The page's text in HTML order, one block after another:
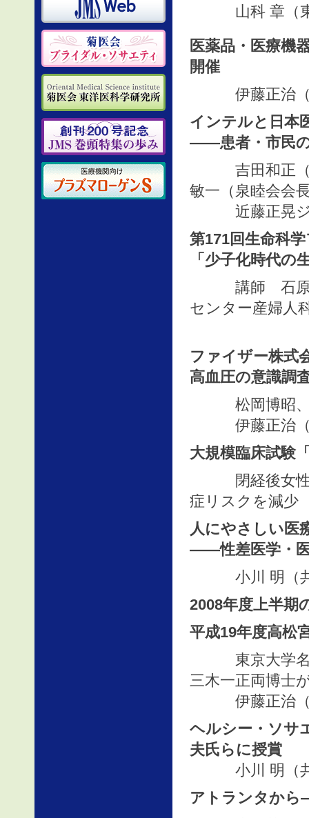
山科 章（東京
医薬品・医療機
開催
伊藤正治（
インテルと日本
――患者・市民の
吉田和正（イ
敏一（泉睦会会
近藤正晃ジェ
第171回生命科
「少子化時代
講師 石原 理
センター産婦人
ファイザー株式
高血圧の意識調
松岡博昭、荒
伊藤正治（
大規模臨床試験
閉経後女性に
症リスクを減少
人にやさしい医
――性差医学・医
小川 明（共
2008年度上半期
平成19年度高松
東京大学名誉
三木一正両博士
伊藤正治（
ヘルシー・ソサ
夫氏らに授賞
小川 明（共
アトランタから